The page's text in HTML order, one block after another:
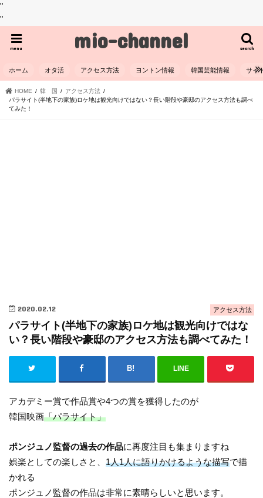
"
"
mio-channel search
menu
ホーム オタ活 アクセス方法 ヨントン情報 韓国芸能情報 サイ
HOME 韓 国
アクセス方法
パラサイト(半地下の家族)ロケ地は観光向けではない？長い階段や豪邸のアクセス方法も調べ
てみた！
アクセス方法
2020.02.12
パラサイト(半地下の家族)ロケ地は観光向けではな
い？長い階段や豪邸のアクセス方法も調べてみた！
LINE
アカデミー賞で作品賞や4つの賞を獲得したのが
韓国映画「パラサイト」
ポンジュノ監督の過去の作品に再度注目も集まりますね
娯楽としての楽しさと、1人1人に語りかけるような描写で描
かれる
ポンジュノ監督の作品は非常に素晴らしいと思います。